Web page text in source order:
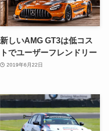
新しいAMG GT3は低コス
トでユーザーフレンドリー
2019年6月22日